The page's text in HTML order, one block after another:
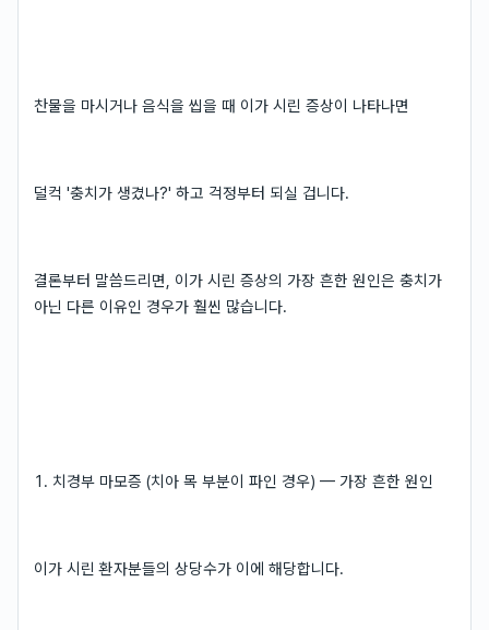
찬물을 마시거나 음식을 씹을 때 이가 시린 증상이 나타나면
덜컥 '충치가 생겼나?' 하고 걱정부터 되실 겁니다.
결론부터 말씀드리면, 이가 시린 증상의 가장 흔한 원인은 충치가
아닌 다른 이유인 경우가 훨씬 많습니다.
1. 치경부 마모증 (치아 목 부분이 파인 경우) — 가장 흔한 원인
이가 시린 환자분들의 상당수가 이에 해당합니다.